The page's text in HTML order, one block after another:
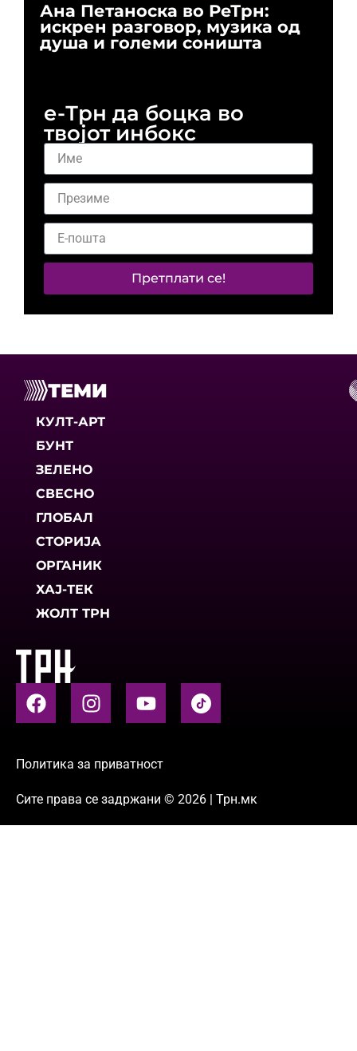
Ана Петаноска во РеТрн:
искрен разговор, музика од
душа и големи соништа
е-Трн да боцка во
твојот инбокс
Претплати се!
ТЕМИ
КУЛТ-АРТ
БУНТ
ЗЕЛЕНО
СВЕСНО
ГЛОБАЛ
СТОРИЈА
ОРГАНИК
ХАЈ-ТЕК
ЖОЛТ ТРН
Политика за приватност
Сите права се задржани © 2026 | Трн.мк